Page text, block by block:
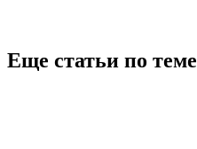
Еще статьи по теме